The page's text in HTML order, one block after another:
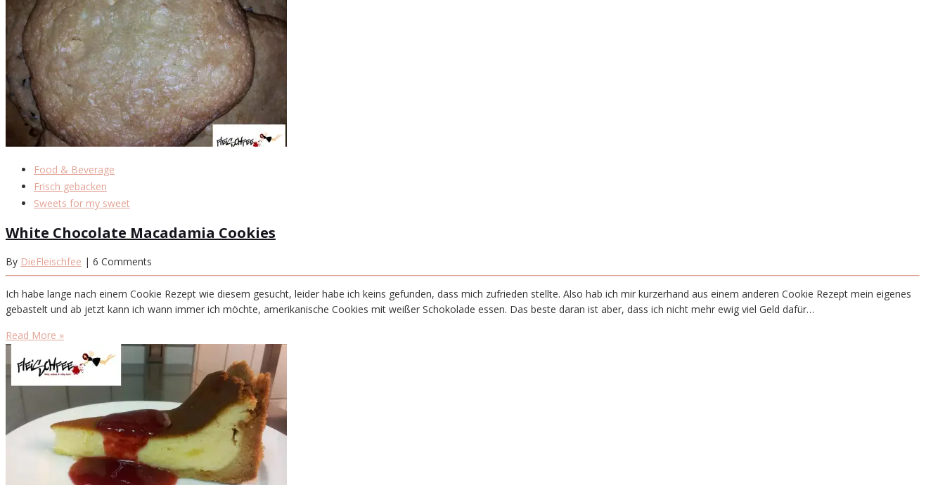
Food & Beverage
Frisch gebacken
Sweets for my sweet
White Chocolate Macadamia Cookies
By DieFleischfee | 6 Comments
Ich habe lange nach einem Cookie Rezept wie diesem gesucht, leider habe ich keins gefunden, dass mich zufrieden stellte. Also hab ich mir kurzerhand aus einem anderen Cookie Rezept mein eigenes
gebastelt und ab jetzt kann ich wann immer ich möchte, amerikanische Cookies mit weißer Schokolade essen. Das beste daran ist aber, dass ich nicht mehr ewig viel Geld dafür…
Read More »